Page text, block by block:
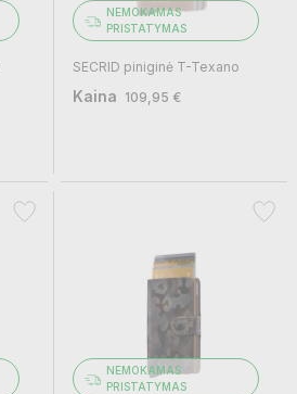
NEMOKAMAS
PRISTATYMAS
SECRID piniginė T-Texano
Kaina 109,95 €
NEMOKAMAS
PRISTATYMAS